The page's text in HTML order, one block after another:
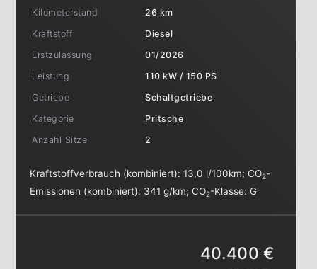
Kilometerstand
26 km
Kraftstoff
Diesel
Erstzulassung
01/2026
Leistung
110 kW / 150 PS
Getriebe
Schaltgetriebe
Kategorie
Pritsche
Anzahl Sitze
2
Kraftstoffverbrauch (kombiniert):13,0 l/100km;CO2-
Emissionen (kombiniert): 341 g/km;CO2-Klasse:G
40.400 €